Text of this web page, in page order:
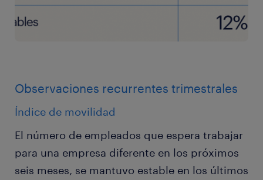
Observaciones recurrentes trimestrales
Índice de movilidad
El número de empleados que espera trabajar
para una empresa diferente en los próximos
seis meses, se mantuvo estable en los últimos